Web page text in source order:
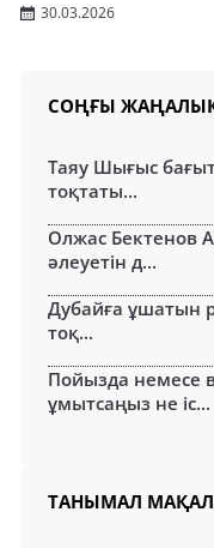
30.03.2026
СОҢҒЫ
Таяу Шығыс
тоқтаты...
Олжас Бектенов
әлеуетін д...
Дубайға ұшатын
тоқ...
Пойызда немесе
ұмытсаңыз не іс...
ТАНЫМАЛ